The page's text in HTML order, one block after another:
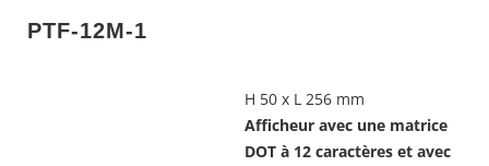
PTF-12M-1
H 50 x L 256 mm
Afficheur avec une matrice
DOT à 12 caractères et avec